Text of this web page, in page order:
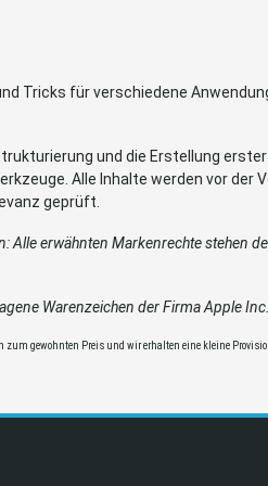
Tricks für verschiedene
und die Erstellung
Alle Inhalte werden vor der
geprüft.
Alle erwähnten Markenrechte stehen
Warenzeichen der Firma Apple
gewohnten Preis und wir erhalten eine kleine